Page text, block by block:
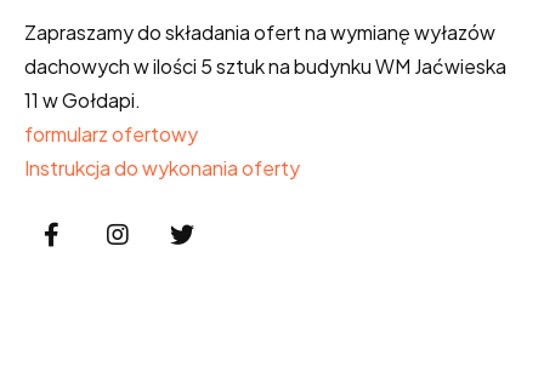
Zapraszamy do składania ofert na wymianę wyłazów
dachowych w ilości 5 sztuk na budynku WM Jaćwieska
11 w Gołdapi.
formularz ofertowy
Instrukcja do wykonania oferty